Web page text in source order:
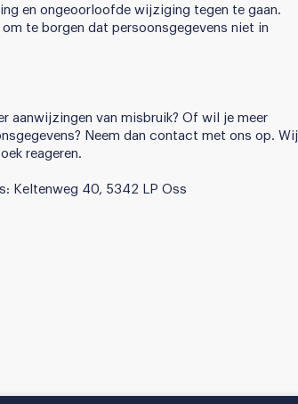
en ongeoorloofde wijziging tegen te gaan.
te borgen dat persoonsgegevens niet in
aanwijzingen van misbruik? Of wil je meer
Neem dan contact met ons op. Wij
reageren.
Keltenweg 40, 5342 LP Oss